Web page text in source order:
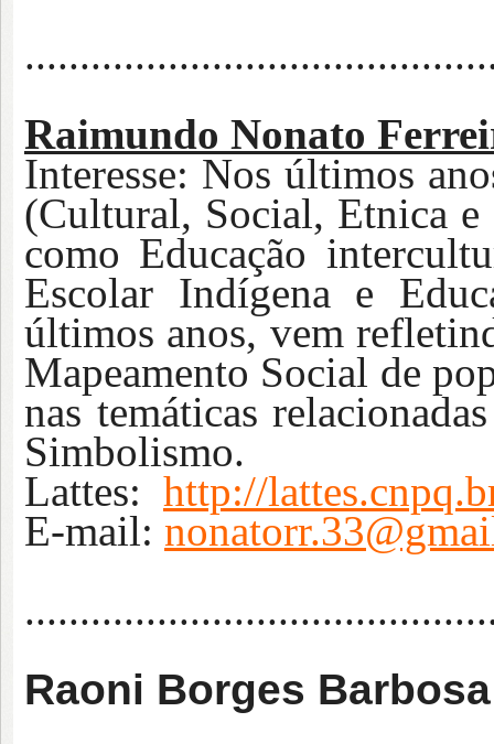
Raimundo Nonato
Interesse: Nos últimos
(Cultural, Social, Etnica
como Educação
Escolar Indígena e
últimos anos, vem
Mapeamento Social de
nas temáticas
Simbolismo.
Lattes: http://
E-mail:
Raoni Borges Barbosa